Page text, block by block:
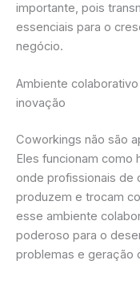
importante, pois
essenciais para o
negócio.
Ambiente
inovação
Coworkings não são
Eles funcionam como
onde profissionais de
produzem e trocam
esse ambiente
poderoso para o
problemas e geração